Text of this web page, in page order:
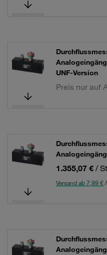
UNF-Version
Preis nur auf
1.355,07 € /
Versand ab 7,99 €